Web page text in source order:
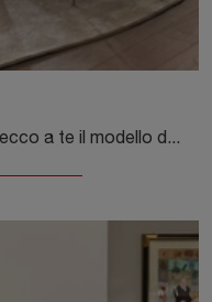
Se vuoi tavoli allungabili design, ecco a te il modello da pranzo in ceramica Tango del brand Calligaris.